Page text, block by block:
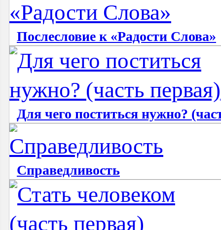
Послесловие к «Радости Слова»
Для чего поститься нужно?
Справедливость